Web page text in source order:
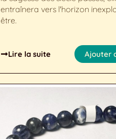
entraînera vers l'horizon
être.
Lire la suite Ajouter